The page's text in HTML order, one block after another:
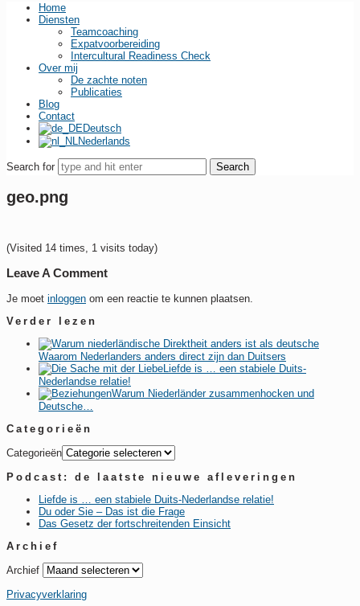
Home
Diensten
Teamcoaching
Expatvoorbereiding
Intercultural Readiness Check
Over mij
De zachte noten
Publicaties
Blog
Contact
Deutsch
Nederlands
Search for
geo.png
(Visited 14 times, 1 visits today)
Leave A Comment
Je moet inloggen om een reactie te kunnen plaatsen.
Verder lezen
Waarom Nederlanders anders direct zijn dan Duitsers
Liefde is … een stabiele Duits-
Nederlandse relatie!
Warum Niederländer zusammenhocken und
Deutsche…
Categorieën
Categorieën
Podcast: de laatste nieuwe afleveringen
Liefde is … een stabiele Duits-Nederlandse relatie!
Du oder Sie – Das ist die Frage
Das Gesetz der fortschreitenden Einsicht
Archief
Archief
Privacyverklaring